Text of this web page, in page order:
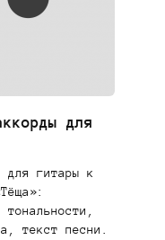
для
для гитары к
тональности,
текст песни.